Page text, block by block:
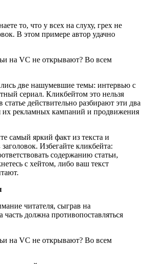
то, что у всех на слуху, грех не
В этом примере автор удачно
две нашумевшие темы: интервью с
сериал. Кликбейтом это нельзя
статье действительно разбирают эти два
их рекламных кампаний и продвижения
самый яркий факт из текста и
Избегайте кликбейта:
содержанию статьи,
с хейтом, либо ваш текст
читателя, сыграв на
должна противопоставляться